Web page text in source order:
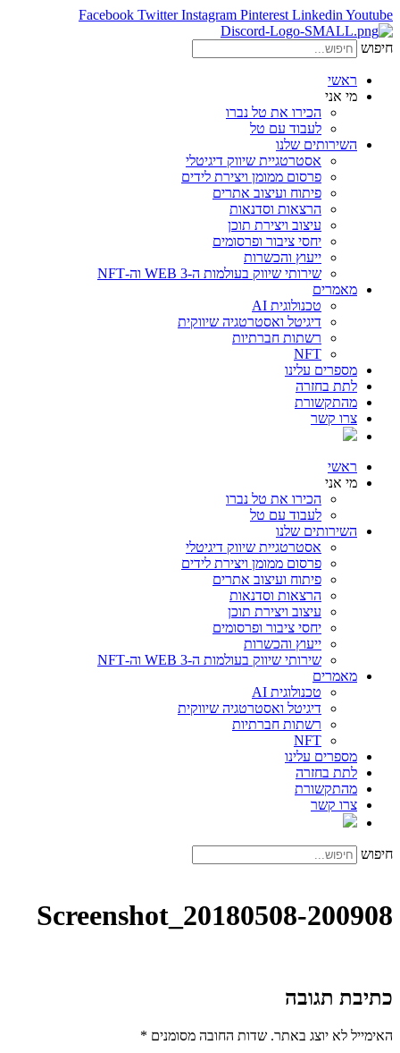
Facebook Twitter Instagram Pinterest Linkedin Youtube
חיפוש
ראשי
מי אני
הכירו את טל נברו
לעבוד עם טל
השירותים שלנו
אסטרטגיית שיווק דיגיטלי
פרסום ממומן ויצירת לידים
פיתוח ועיצוב אתרים
הרצאות וסדנאות
עיצוב ויצירת תוכן
יחסי ציבור ופרסומים
ייעוץ והכשרות
שירותי שיווק בעולמות ה-WEB 3 וה-NFT
מאמרים
טכנולוגית AI
דיגיטל ואסטרטגיה שיווקית
רשתות חברתיות
NFT
מספרים עלינו
לתת בחזרה
מהתקשורת
צרו קשר
ראשי
מי אני
הכירו את טל נברו
לעבוד עם טל
השירותים שלנו
אסטרטגיית שיווק דיגיטלי
פרסום ממומן ויצירת לידים
פיתוח ועיצוב אתרים
הרצאות וסדנאות
עיצוב ויצירת תוכן
יחסי ציבור ופרסומים
ייעוץ והכשרות
שירותי שיווק בעולמות ה-WEB 3 וה-NFT
מאמרים
טכנולוגית AI
דיגיטל ואסטרטגיה שיווקית
רשתות חברתיות
NFT
מספרים עלינו
לתת בחזרה
מהתקשורת
צרו קשר
חיפוש
Screenshot_20180508-200908
כתיבת תגובה
האימייל לא יוצג באתר. שדות החובה מסומנים *